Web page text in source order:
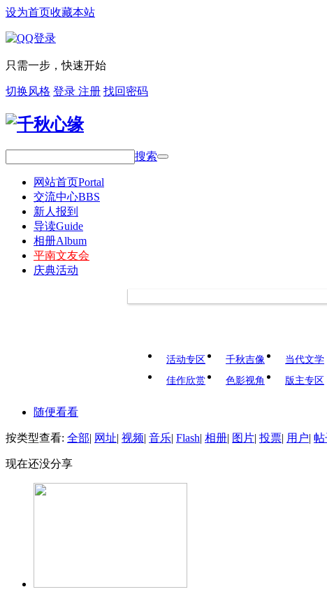
设为首页收藏本站
只需一步，快速开始
切换风格 登录 注册 找回密码
搜索
网站首页Portal
交流中心BBS
新人报到
导读Guide
相册Album
平南文友会
庆典活动
活动专区 千秋吉像
当代文学
佳作欣赏
色影视角 版主专区
随便看看
按类型查看: 全部| 网址| 视频| 音乐| Flash| 相册| 图片| 投票| 用户| 帖
现在还没分享